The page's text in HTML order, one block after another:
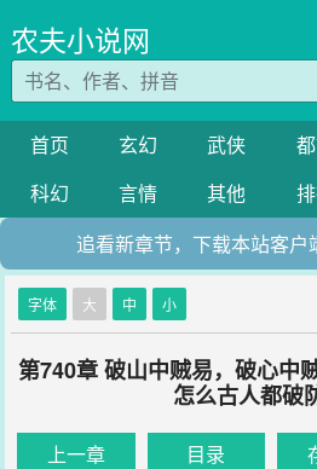
农夫小说网
首页 玄幻 武侠
科幻
言情 其他
追看新章节，下载本站客户
字体 大 中 小
第740章 破山中贼易，破心中
怎么古人都破
上一章 目录